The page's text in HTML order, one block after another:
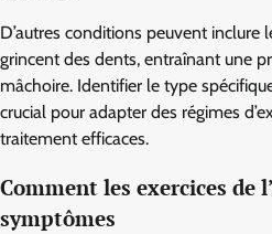
D’autres conditions peuvent inclure
grincent des dents, entraînant une
mâchoire. Identifier le type
crucial pour adapter des régimes
traitement efficaces.
Comment les exercices de
symptômes